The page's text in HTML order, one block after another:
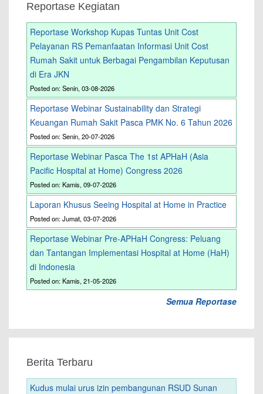
Reportase Kegiatan
Reportase Workshop Kupas Tuntas Unit Cost
Pelayanan RS Pemanfaatan Informasi Unit Cost
Rumah Sakit untuk Berbagai Pengambilan Keputusan
di Era JKN
Posted on: Senin, 03-08-2026
Reportase Webinar Sustainability dan Strategi
Keuangan Rumah Sakit Pasca PMK No. 6 Tahun 2026
Posted on: Senin, 20-07-2026
Reportase Webinar Pasca The 1st APHaH (Asia
Pacific Hospital at Home) Congress 2026
Posted on: Kamis, 09-07-2026
Laporan Khusus Seeing Hospital at Home in Practice
Posted on: Jumat, 03-07-2026
Reportase Webinar Pre-APHaH Congress: Peluang
dan Tantangan Implementasi Hospital at Home (HaH)
di Indonesia
Posted on: Kamis, 21-05-2026
Semua Reportase
Berita Terbaru
Kudus mulai urus izin pembangunan RSUD Sunan